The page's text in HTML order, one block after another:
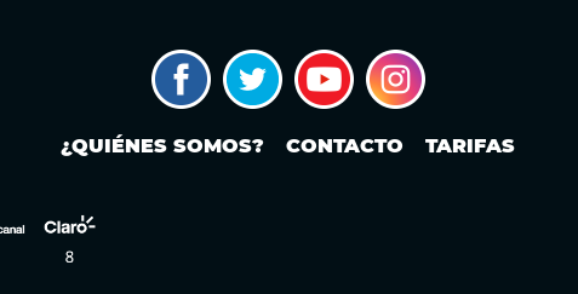
¿QUIÉNES SOMOS? CONTACTO TARIFAS